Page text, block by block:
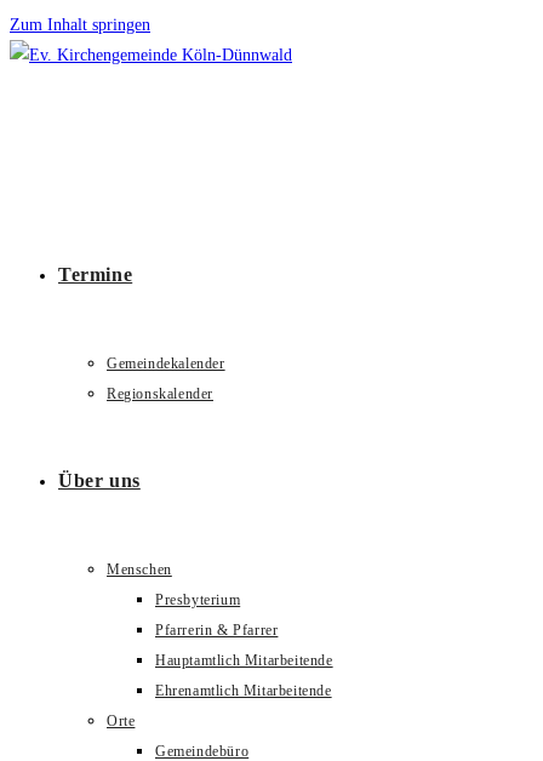
Zum Inhalt springen
Termine
Gemeindekalender
Regionskalender
Über uns
Menschen
Presbyterium
Pfarrerin & Pfarrer
Hauptamtlich Mitarbeitende
Ehrenamtlich Mitarbeitende
Orte
Gemeindebüro